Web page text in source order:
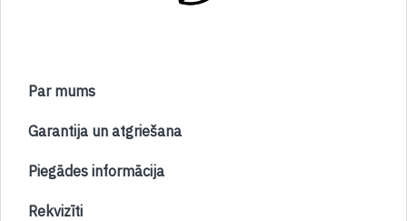
Par mums
Garantija un atgriešana
Piegādes informācija
Rekvizīti